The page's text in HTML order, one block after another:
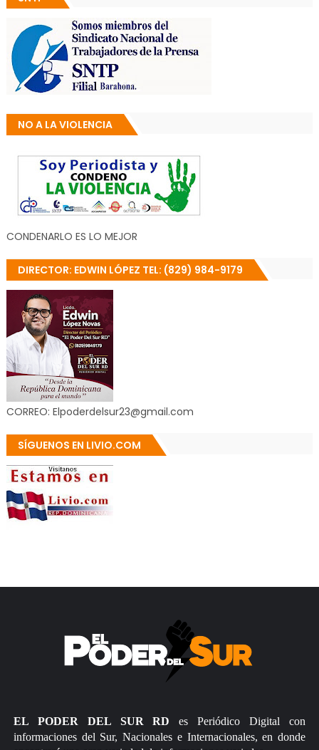
NO A LA VIOLENCIA
CONDENARLO ES LO MEJOR
DIRECTOR: EDWIN LÓPEZ TEL: (829) 984-9179
CORREO: Elpoderdelsur23@gmail.com
SÍGUENOS EN LIVIO.COM
EL PODER DEL SUR RD es Periódico Digital con
informaciones del Sur, Nacionales e Internacionales, en donde